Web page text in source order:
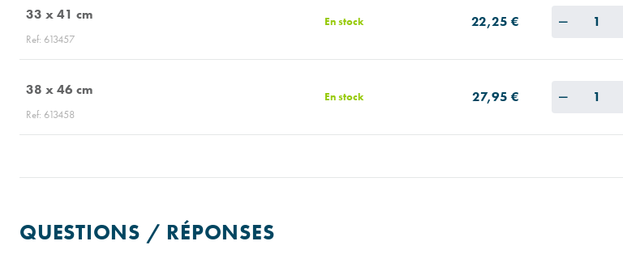
33 x 41 cm
Ref: 613457
En stock 22,25 € Quantity
38 x 46 cm
Ref: 613458
En stock 27,95 € Quantity
QUESTIONS / RÉPONSES